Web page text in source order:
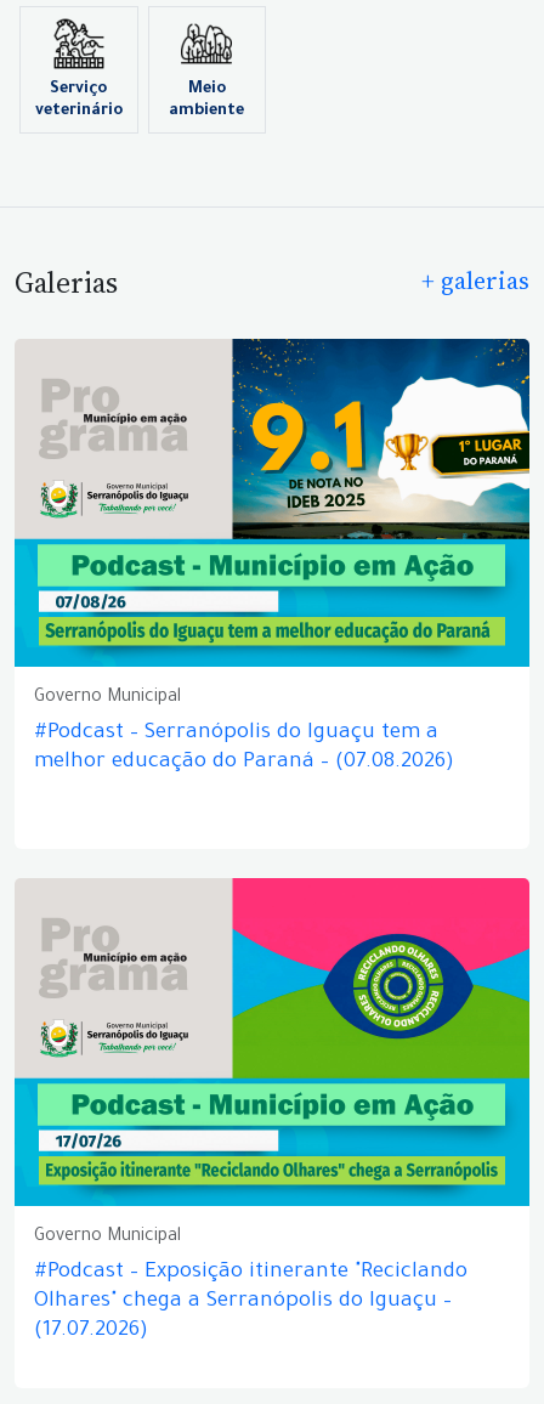
Serviço
veterinário
Meio
ambiente
Galerias + galerias
Governo Municipal
#Podcast – Serranópolis do Iguaçu tem a
melhor educação do Paraná – (07.08.2026)
Governo Municipal
#Podcast – Exposição itinerante "Reciclando
Olhares" chega a Serranópolis do Iguaçu –
(17.07.2026)